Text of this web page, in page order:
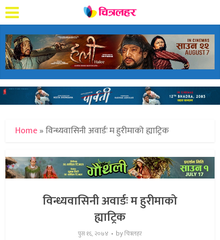
Home»विन्ध्यवासिनी अवार्डः म हुरीमाको ह्याट्रिक
विन्ध्यवासिनी अवार्डः म हुरीमाको
ह्याट्रिक
पुस १६, २०७४ byचित्रलहर